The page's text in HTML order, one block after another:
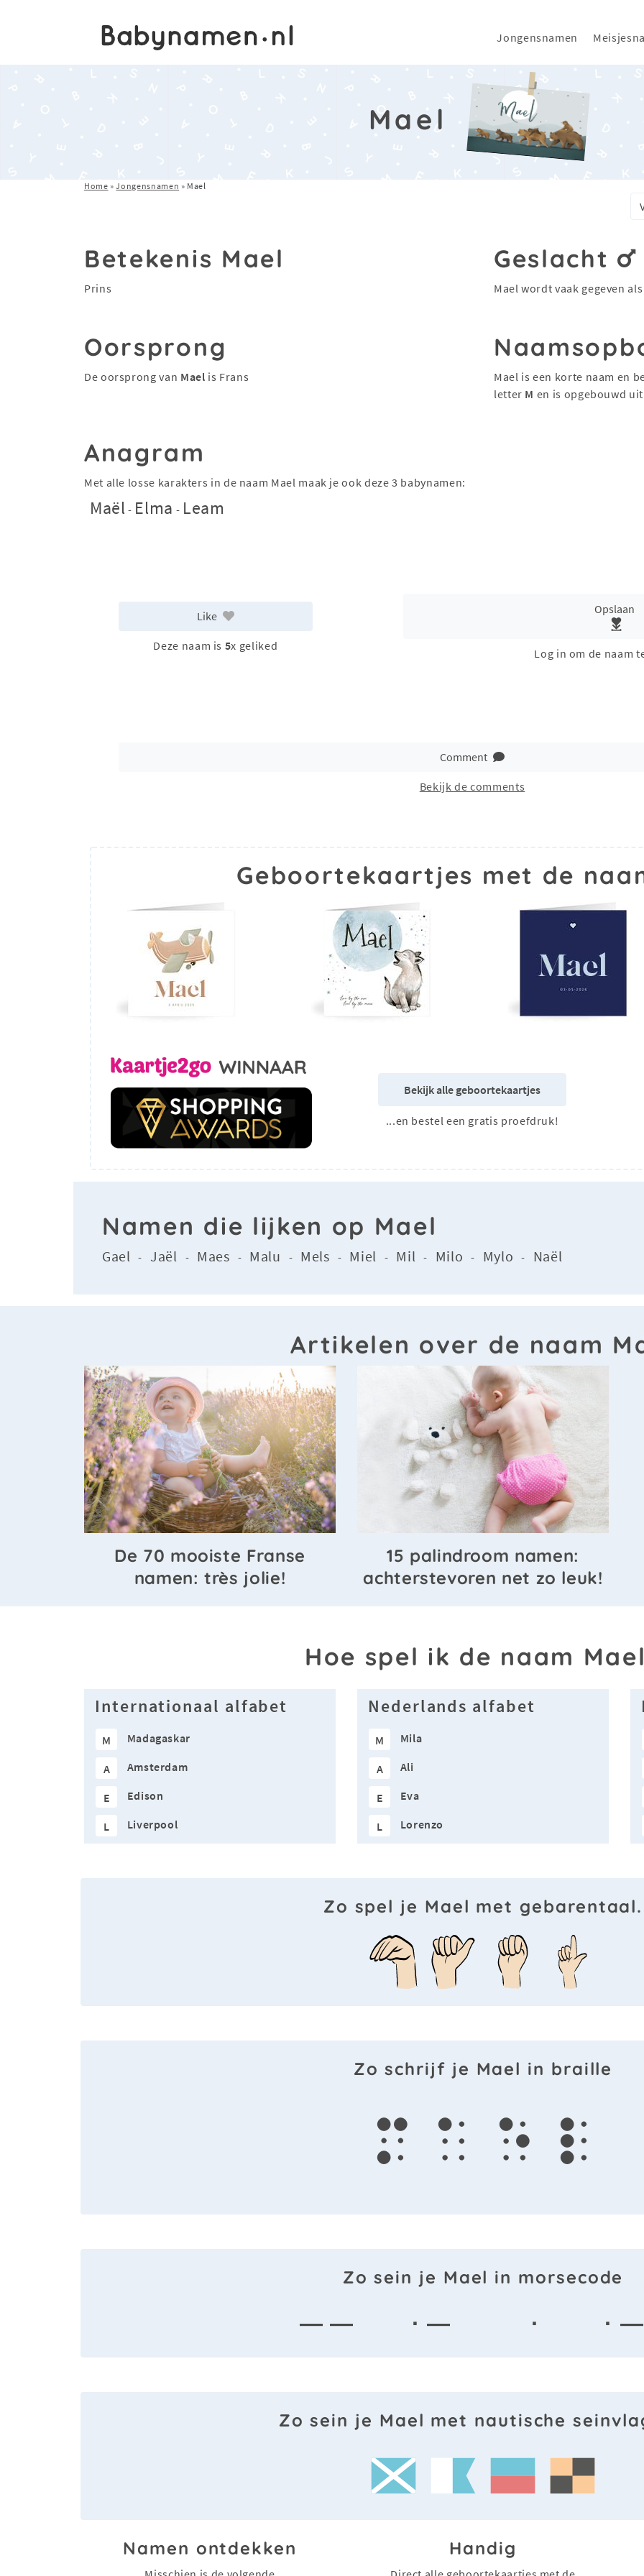
Jongensnamen
Mael
Home »Jongensnamen » Mael
Betekenis Mael
Prins
Geslacht
Mael wordt vaak gegeven
Oorsprong
De oorsprong van Mael is Frans
Mael is een korte naam en
letter M en is opgebouwd
Anagram
Met alle losse karakters in de naam Mael maak je ook deze 3 babynamen:
Maël - Elma - Leam
Like
Deze naam is 5x geliked
Opslaan
Log in om de naam
Comment
Bekijk de comments
Geboortekaartjes met de
Bekijk alle geboortekaartjes
...en bestel een gratis proefdruk!
Namen die lijken op Mael
Gael - Jaël - Maes - Malu - Mels - Miel - Mil - Milo - Mylo - Naël
Artikelen over de naam
De 70 mooiste Franse
namen: très jolie!
15 palindroom namen:
achterstevoren net zo leuk!
Hoe spel ik de naam
Internationaal alfabet
M Madagaskar
A Amsterdam
E Edison
L Liverpool
Nederlands alfabet
M Mila
A Ali
E Eva
L Lorenzo
Zo spel je Mael met gebarentaal.
Zo schrijf je Mael in braille
m a e l
Zo sein je Mael in morsecode
— — · — · · —
Zo sein je Mael met nautische
Namen ontdekken Handig